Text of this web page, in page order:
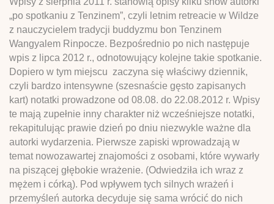
„po spotkaniu z Tenzinem”, czyli letnim retreacie w Wildze
z nauczycielem tradycji buddyzmu bon Tenzinem
Wangyalem Rinpocze. Bezpośrednio po nich następuje
wpis z lipca 2012 r., odnotowujący kolejne takie spotkanie.
Dopiero w tym miejscu zaczyna się właściwy dziennik,
czyli bardzo intensywne (szesnaście gęsto zapisanych
kart) notatki prowadzone od 08.08. do 22.08.2012 r. Wpisy
te mają zupełnie inny charakter niż wcześniejsze notatki,
rekapitulując prawie dzień po dniu niezwykle ważne dla
autorki wydarzenia. Pierwsze zapiski wprowadzają w
temat nowozawartej znajomości z osobami, które wywarły
na piszącej głębokie wrażenie. (Odwiedziła ich wraz z
mężem i córką). Pod wpływem tych silnych wrażeń i
przemyśleń autorka decyduje się sama wrócić do nich